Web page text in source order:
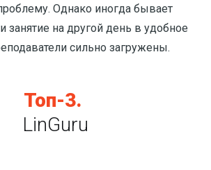
Однако иногда бывает
занятие на другой день в удобное
сильно загружены.
Топ-3.
LinGuru